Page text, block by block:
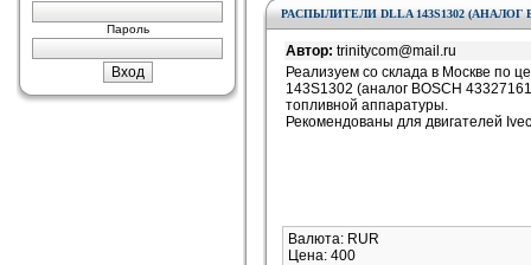
Пароль
РАСПЫЛИТЕЛИ DLLA 143S1302 (АНАЛОГ
Автор: trinitycom@mail.ru
Реализуем со склада в Москве по
143S1302 (аналог BOSCH
топливной аппаратуры.
Рекомендованы для двигателей
Валюта: RUR
Цена: 400